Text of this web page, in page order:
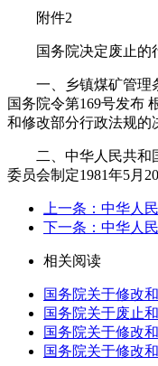
附件2
国务院决定废止的
一、乡镇煤矿管理
国务院令第169号发布
和修改部分行政法规的
二、中华人民共和
委员会制定1981年5月
上一条：中华人
下一条：中华人
相关阅读
国务院关于修改
国务院关于废止
国务院关于修改
国务院关于修改